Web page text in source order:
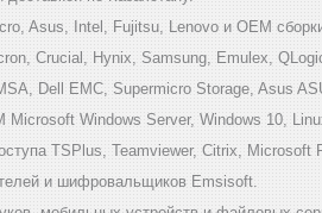
Asus, Intel, Fujitsu, Lenovo и ОЕМ
Crucial, Hynix, Samsung, Emulex,
Dell EMC, Supermicro Storage, Asus
Windows Server, Windows 10,
TSPlus, Teamviewer, Citrix, Microsoft
и шифровальщиков Emsisoft.